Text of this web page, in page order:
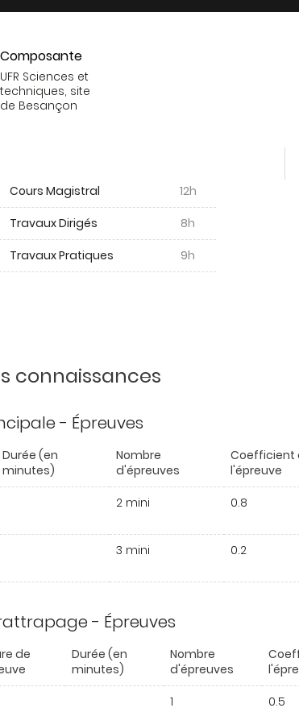
Composante
UFR Sciences et
techniques, site
de Besançon
Cours Magistral
12h
Travaux Dirigés
8h
Travaux Pratiques 9h
connaissances
- Épreuves
Durée (en
minutes)
Nombre
d'épreuves
Coefficient
l'épreuve
2 mini 0.8
3 mini 0.2
- Épreuves
de
Durée (en
minutes)
Nombre
d'épreuves
1 0.5